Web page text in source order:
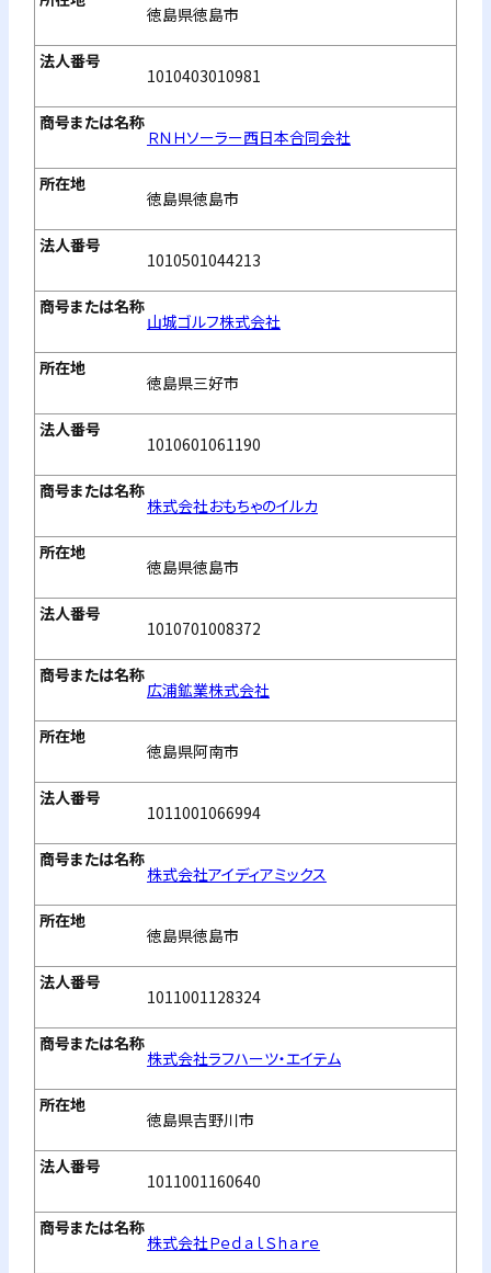
徳島県徳島市
1010403010981
ＲＮＨソーラー西日本合同会社
徳島県徳島市
1010501044213
山城ゴルフ株式会社
徳島県三好市
1010601061190
株式会社おもちゃのイルカ
徳島県徳島市
1010701008372
広浦鉱業株式会社
徳島県阿南市
1011001066994
株式会社アイディアミックス
徳島県徳島市
1011001128324
株式会社ラフハーツ・エイテム
徳島県吉野川市
1011001160640
株式会社ＰｅｄａｌＳｈａｒｅ